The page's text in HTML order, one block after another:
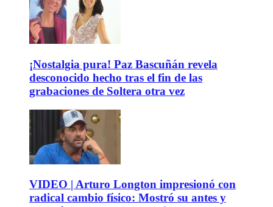
¡Nostalgia pura! Paz Bascuñán revela
desconocido hecho tras el fin de las
grabaciones de Soltera otra vez
VIDEO | Arturo Longton impresionó con
radical cambio físico: Mostró su antes y